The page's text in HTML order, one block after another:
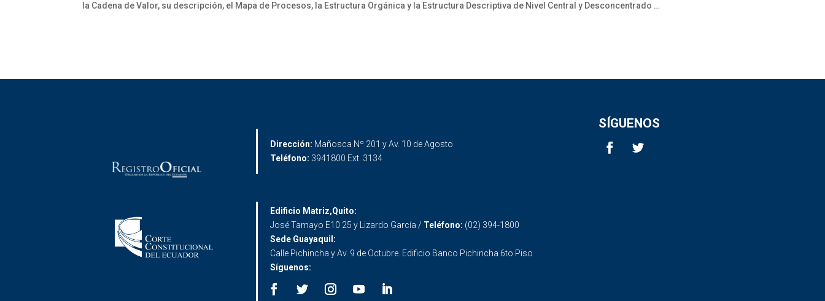
la Cadena de Valor, su descripción, el Mapa de Procesos, la Estructura Orgánica y la Estructura Descriptiva de Nivel Central y Desconcentrado …
Dirección: Mañosca Nº 201 y Av. 10 de Agosto
Teléfono: 3941800 Ext. 3134
SÍGUENOS
Edificio Matriz,Quito:
José Tamayo E10 25 y Lizardo García / Teléfono: (02) 394-1800
Sede Guayaquil:
Calle Pichincha y Av. 9 de Octubre. Edificio Banco Pichincha 6to Piso
Síguenos: